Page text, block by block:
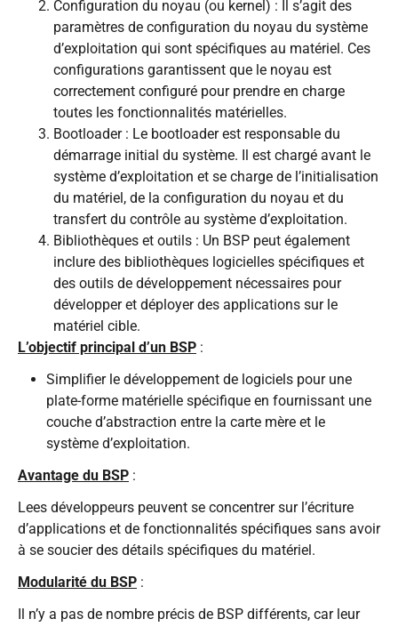
Configuration du noyau (ou kernel) : Il s’agit des
paramètres de configuration du noyau du système
d’exploitation qui sont spécifiques au matériel. Ces
configurations garantissent que le noyau est
correctement configuré pour prendre en charge
toutes les fonctionnalités matérielles.
Bootloader : Le bootloader est responsable du
démarrage initial du système. Il est chargé avant le
système d’exploitation et se charge de l’initialisation
du matériel, de la configuration du noyau et du
transfert du contrôle au système d’exploitation.
Bibliothèques et outils : Un BSP peut également
inclure des bibliothèques logicielles spécifiques et
des outils de développement nécessaires pour
développer et déployer des applications sur le
matériel cible.
L’objectif principal d’un BSP :
Simplifier le développement de logiciels pour une
plate-forme matérielle spécifique en fournissant une
couche d’abstraction entre la carte mère et le
système d’exploitation.
Avantage du BSP :
Lees développeurs peuvent se concentrer sur l’écriture
d’applications et de fonctionnalités spécifiques sans avoir
à se soucier des détails spécifiques du matériel.
Modularité du BSP :
Il n’y a pas de nombre précis de BSP différents, car leur